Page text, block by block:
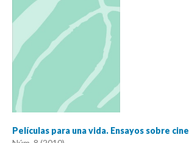
Películas para una vida. Ensayos sobre cine